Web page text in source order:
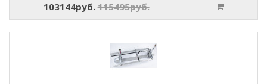
103144руб. 115495руб.